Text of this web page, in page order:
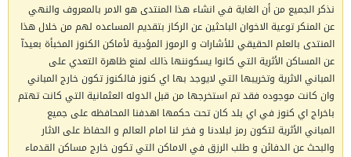
نذكر الجميع من أن الغاية في انشاء هذا المنتدى هو الامر بالمعروف والنهي
عن المنكر توعية الاخوان الباحثين عن الركاز بتقديم المساعده لهم من خلال هذا
المنتدى بالعلم الحقيقي للأشارات و الرموز المؤدية لأماكن الكنوز المخبأة بعيدآ
عن المساكن الأثرية التي كانوا يسكوننها ذالك لمنع ظاهرة التعدي على
المباني الاثرية وتخريبها التي لايوجد بها اي كنوز فالكنوز تكون خارج المباني
وان كانت موجوده فقد تم استخرجها من قبل الدوله العثمانية التي كانت تهتم
باخراج اي كنوز في اي بلد كان تحت حكمها اهدفنا المحافظه على جميع
المباني الأثرية لتكون رمز لبلادنا و فخر لنا امام العالم و الحفاظ على الاثار
والبحث عن الدفائن و طلب الرزق في الاماكن التي تكون خارج مساكن القدماء